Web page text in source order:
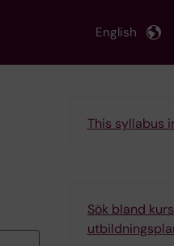
English
This syllabus
Sök bland